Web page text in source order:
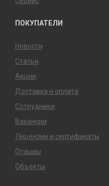
ПОКУПАТЕЛИ
Новости
Статьи
Акции
Доставка и оплата
Сотрудники
Вакансии
Лицензии и сертификаты
Отзывы
Объекты